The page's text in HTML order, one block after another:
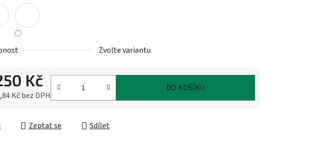
Zvolte variantu
Kč
Kč bez DPH
DO KOŠÍKU
Zeptat se Sdílet